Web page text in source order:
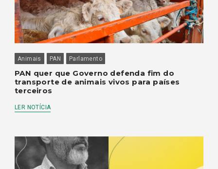
Animais PAN Parlamento
PAN quer que Governo defenda fim do
transporte de animais vivos para países
terceiros
LER NOTÍCIA